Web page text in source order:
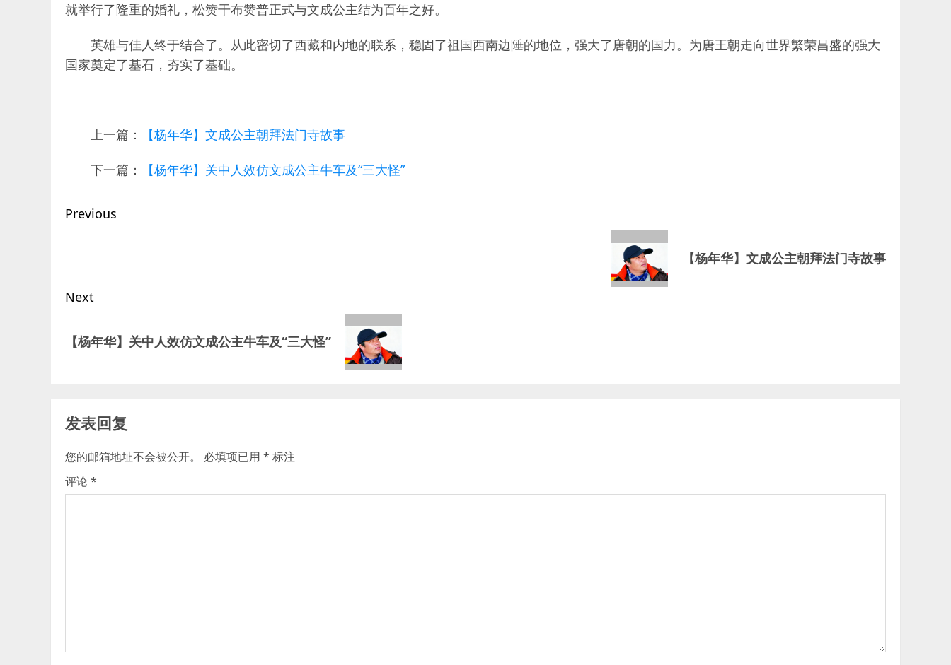
就举行了隆重的婚礼，松赞干布赞普正式与文成公主结为百年之好。
英雄与佳人终于结合了。从此密切了西藏和内地的联系，稳固了祖国西南边陲的地位，强大了唐朝的国力。为唐王朝走向世界繁荣昌盛的强大
国家奠定了基石，夯实了基础。
上一篇： 【杨年华】文成公主朝拜法门寺故事
下一篇： 【杨年华】关中人效仿文成公主牛车及“三大怪”
Post
Previous
【杨年华】文成公主朝拜法门寺故事
Next
post:
【杨年华】关中人效仿文成公主牛车及“三大怪”
发表回复
您的邮箱地址不会被公开。 必填项已用 * 标注
评论*